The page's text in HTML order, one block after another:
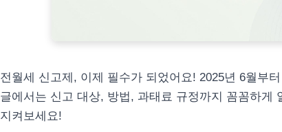
전월세 신고제, 이제 필수가 되었어요! 2025년 6월부
글에서는 신고 대상, 방법, 과태료 규정까지 꼼꼼하게
지켜보세요!